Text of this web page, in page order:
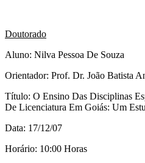
Doutorado
Aluno: Nilva Pessoa De Souza
Orientador: Prof. Dr. João Batista
Título: O Ensino Das Disciplinas
De Licenciatura Em Goiás: Um
Data: 17/12/07
Horário: 10:00 Horas